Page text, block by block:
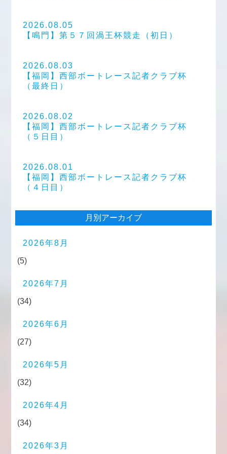
2026.08.05
【鳴門】第５７回渦王杯競走（初日）
2026.08.03
【福岡】西部ボートレース記者クラブ杯
（最終日）
2026.08.02
【福岡】西部ボートレース記者クラブ杯
（５日目）
2026.08.01
【福岡】西部ボートレース記者クラブ杯
（４日目）
月別アーカイブ
2026年8月
(5)
2026年7月
(34)
2026年6月
(27)
2026年5月
(32)
2026年4月
(34)
2026年3月